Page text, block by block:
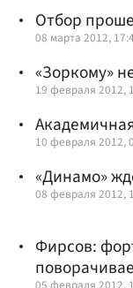
Отбор
08 марта 2012,
«Зоркому»
19 февраля 2012,
10 февраля 2012,
«Динамо»
08 февраля 2012,
Фирсов: